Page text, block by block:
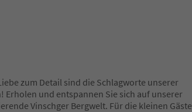
zum Detail sind die Schlagworte unserer
und entspannen Sie sich auf unserer
Vinschger Bergwelt. Für die kleinen Gäste